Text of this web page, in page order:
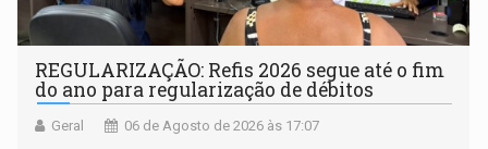
REGULARIZAÇÃO: Refis 2026 segue até o fim
do ano para regularização de débitos
Geral 06 de Agosto de 2026 às 17:07